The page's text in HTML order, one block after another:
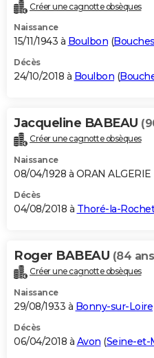
Créer une cagnotte obsèques
Naissance
15/11/1943 à Boulbon (
Décès
24/10/2018 à Boulbon (
Jacqueline BABEAU
Créer une cagnotte obsèques
Naissance
08/04/1928 à ORAN ALGERIE
Décès
04/08/2018 à Thoré-la-
Roger BABEAU (84
Créer une cagnotte obsèques
Naissance
29/08/1933 à Bonny-sur-Loire
Décès
06/04/2018 à Avon (Seine-et-